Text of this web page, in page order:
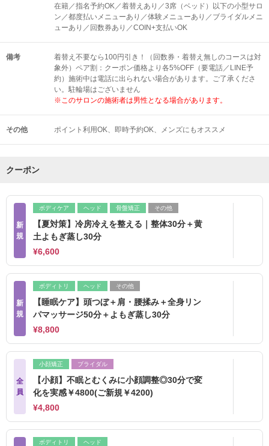
在籍／指名予約OK／着替えあり／3席（ベッド）以下の小型サロ
ン／都度払いメニューあり／体験メニューあり／ブライダルメニ
ューあり／回数券あり／COIN+支払いOK
備考
着替え不要なら100円引き！（回数券・着替え無しのコースは対
象外）ペア割：クーポン価格より各5%OFF（要電話／LINE予
約）施術中は電話に出られない場合があります。ご了承くださ
い。駐輪場はございません
※このサロンの施術者は男性となる場合があります。
その他 ポイント利用OK 即時予約OK メンズにもオススメ
クーポン
新
規
ボディケア ヘッド 骨盤矯正 その他
【夏対策】冷房冷えを整える｜整体30分＋黄
土よもぎ蒸し30分
¥6,600
新
規
ボディトリ ヘッド その他
【睡眠ケア】頭つぼ＋肩・腰揉み＋全身リン
パマッサージ50分＋よもぎ蒸し30分
¥8,800
全
員
小顔矯正 ブライダル
【小顔】不眠とむくみに小顔調整◎30分で変
化を実感￥4800(ご新規￥4200)
¥4,800
ボディトリ ヘッド